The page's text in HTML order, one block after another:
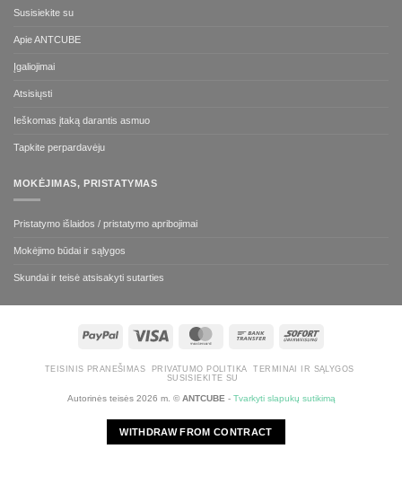
Susisiekite su
Apie ANTCUBE
Įgaliojimai
Atsisiųsti
Ieškomas įtaką darantis asmuo
Tapkite perpardavėju
MOKĖJIMAS, PRISTATYMAS
Pristatymo išlaidos / pristatymo apribojimai
Mokėjimo būdai ir sąlygos
Skundai ir teisė atsisakyti sutarties
"PayPal" MasterCard
Bank
Sofort
TEISINIS PRANEŠIMAS PRIVATUMO POLITIKA
TERMINAI IR SĄLYGOS
SUSISIEKITE SU
Autorinės teisės 2026 m. ©ANTCUBE- Tvarkyti slapukų sutikimą
WITHDRAW FROM CONTRACT